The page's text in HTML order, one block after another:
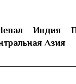
Индия
Азия